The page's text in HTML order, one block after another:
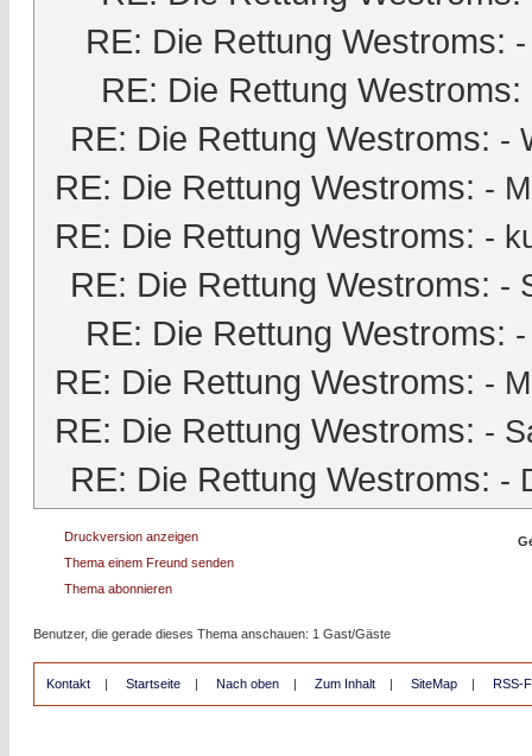
RE: Die Rettung Westroms:
RE: Die Rettung Westroms:
RE: Die Rettung Westroms: -
RE: Die Rettung Westroms: -
RE: Die Rettung Westroms: -
RE: Die Rettung Westroms: -
RE: Die Rettung Westroms:
RE: Die Rettung Westroms: -
RE: Die Rettung Westroms: -
RE: Die Rettung Westroms: -
Druckversion anzeigen
Thema einem Freund senden
Thema abonnieren
Benutzer, die gerade dieses Thema anschauen: 1 Gast/Gäste
Kontakt | Startseite | Nach oben | Zum Inhalt | SiteMap | RSS-